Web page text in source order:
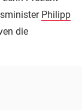
Philipp
die